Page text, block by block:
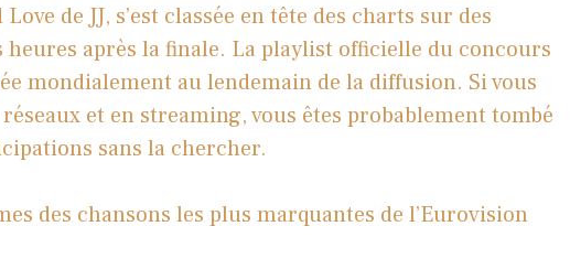
de JJ, s’est classée en tête des charts sur des
heures après la finale. La playlist officielle du concours
mondialement au lendemain de la diffusion. Si vous
et en streaming, vous êtes probablement tombé
sans la chercher.
des chansons les plus marquantes de l’Eurovision